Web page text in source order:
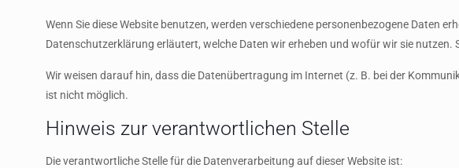
Wenn Sie diese Website benutzen, werden verschiedene personenbezogene Daten
Datenschutzerklärung erläutert, welche Daten wir erheben und wofür wir sie nutzen.
Wir weisen darauf hin, dass die Datenübertragung im Internet (z. B. bei der
ist nicht möglich.
Hinweis zur verantwortlichen Stelle
Die verantwortliche Stelle für die Datenverarbeitung auf dieser Website ist: